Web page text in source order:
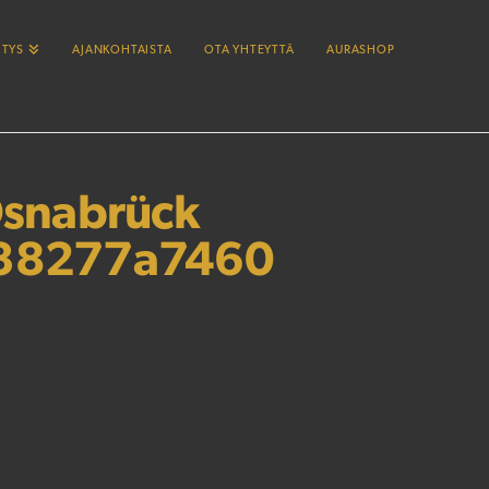
AJANKOHTAISTA OTA YHTEYTTÄ AURASHOP